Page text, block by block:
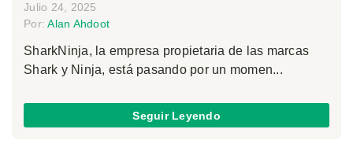
Julio 24, 2025
Por:Alan Ahdoot
SharkNinja, la empresa propietaria de las marcas
Shark y Ninja, está pasando por un momen...
Seguir Leyendo